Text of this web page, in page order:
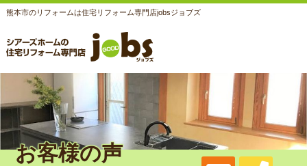
熊本市のリフォームは住宅リフォーム専門店jobsジョブズ
お客様の声